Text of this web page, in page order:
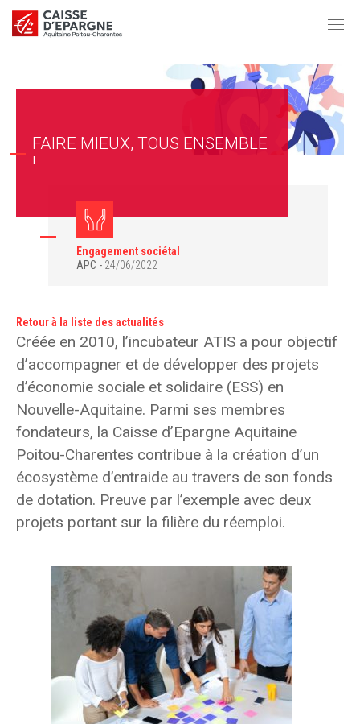
FAIRE MIEUX, TOUS ENSEMBLE
!
Engagement sociétal
APC
24/06/2022
Retour à la liste des actualités
Créée en 2010, l’incubateur ATIS a pour objectif
d’accompagner et de développer des projets
d’économie sociale et solidaire (ESS) en
Nouvelle-Aquitaine. Parmi ses membres
fondateurs, la Caisse d’Epargne Aquitaine
Poitou-Charentes contribue à la création d’un
écosystème d’entraide au travers de son fonds
de dotation. Preuve par l’exemple avec deux
projets portant sur la filière du réemploi.